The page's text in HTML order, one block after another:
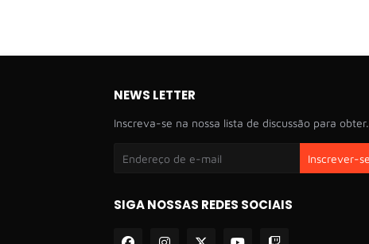
NEWS LETTER
Inscreva-se na nossa lista de discussão para obter.
SIGA NOSSAS REDES SOCIAIS